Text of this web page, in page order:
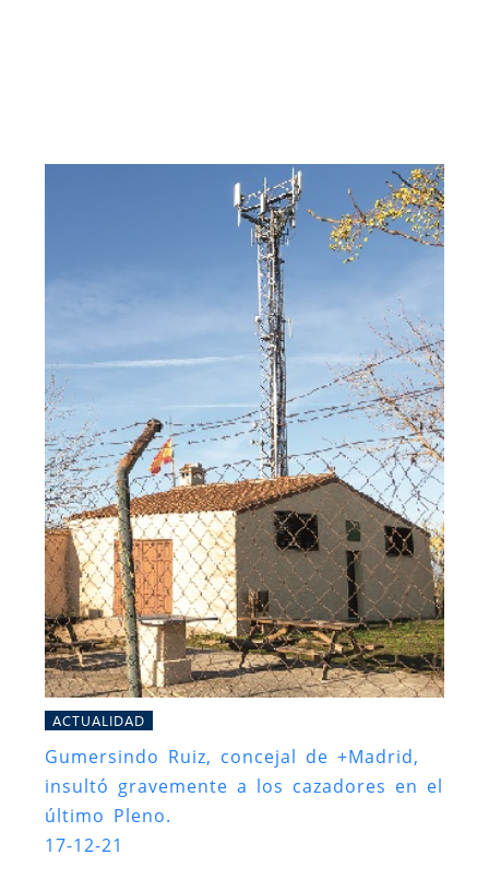
ACTUALIDAD
Gumersindo Ruiz, concejal de +Madrid,
insultó gravemente a los cazadores en el
último Pleno.
17-12-21